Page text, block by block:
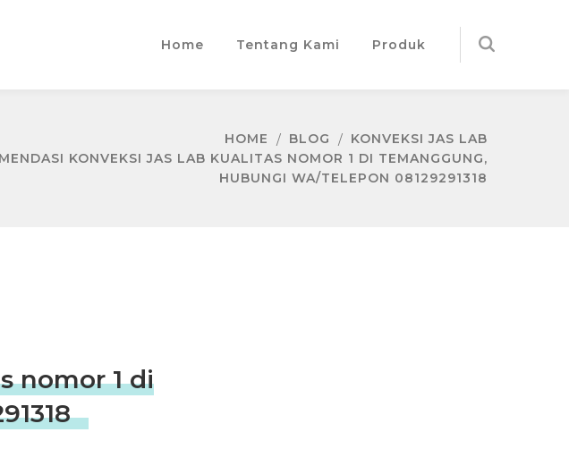
Home Tentang Kami Produk
HOME BLOG
KONVEKSI JAS LAB
KONVEKSI JAS LAB KUALITAS NOMOR 1 DI TEMANGGUNG,
HUBUNGI WA/TELEPON 08129291318
nomor 1 di